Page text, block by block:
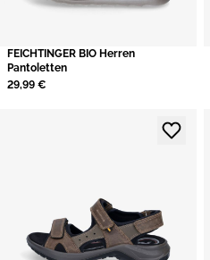
FEICHTINGER BIO Herren
Pantoletten
29,99 €